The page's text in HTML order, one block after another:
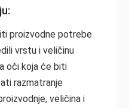
proizvodne potrebe
vrstu i veličinu
oči koja će biti
razmatranje
veličina i